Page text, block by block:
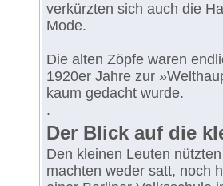
verkürzten sich auch die
Mode.
Die alten Zöpfe waren
1920er Jahre zur
kaum gedacht wurde.
.
Der Blick auf die
Den kleinen Leuten
machten weder satt, noch